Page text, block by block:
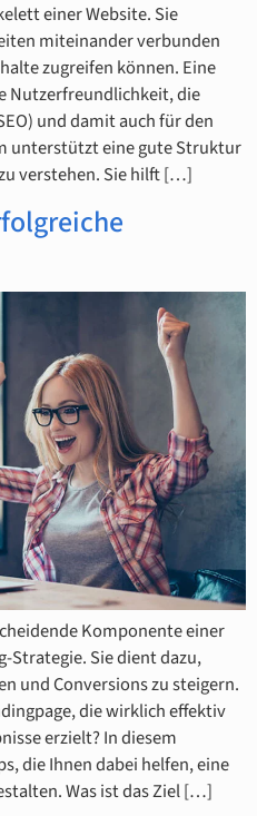
einer Website. Sie
miteinander verbunden
zugreifen können. Eine
Nutzerfreundlichkeit, die
und damit auch für den
unterstützt eine gute Struktur
verstehen. Sie hilft […]
Komponente einer
Strategie. Sie dient dazu,
und Conversions zu steigern.
die wirklich effektiv
erzielt? In diesem
die Ihnen dabei helfen, eine
Was ist das Ziel […]